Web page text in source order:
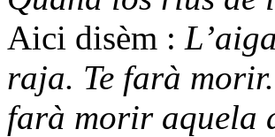
Aici disèm :
raja. Te farà
farà morir aquela